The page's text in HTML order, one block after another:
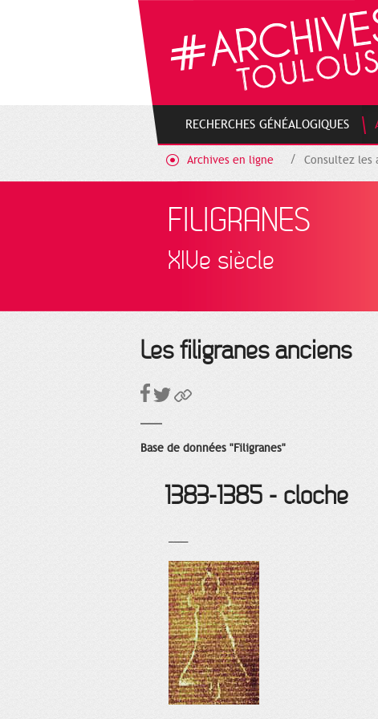
RECHERCHES GÉNÉALOGIQUES
Archives en ligne Consultez les
FILIGRANES
XIVe siècle
Les filigranes anciens
Base de données "Filigranes"
1383-1385 - cloche
Cookies management panel